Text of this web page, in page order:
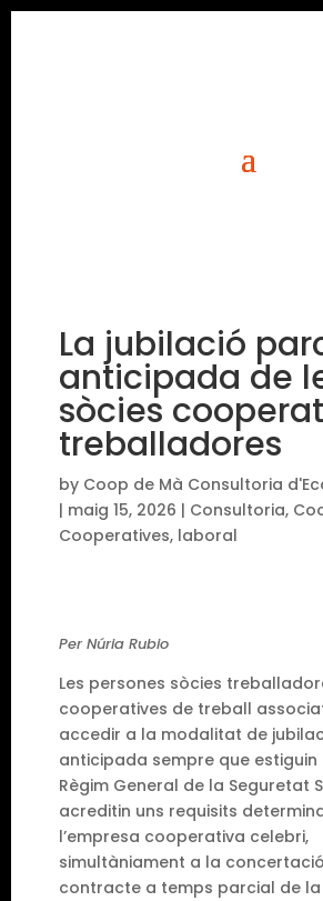
La jubilació
anticipada de
sòcies
treballadores
by Coop de Mà Consultoria
| maig 15, 2026 | Consultoria,
Cooperatives, laboral
Per Núria Rubio
Les persones sòcies
cooperatives de treball
accedir a la modalitat de
anticipada sempre que
Règim General de la Seguretat
acreditin uns requisits
l’empresa cooperativa celebri,
simultàniament a la
contracte a temps parcial de